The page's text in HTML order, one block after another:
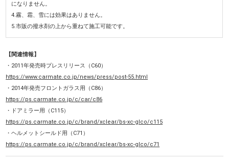
になりません。
4.霧、霜、雪には効果はありません。
5.市販の撥水剤の上から重ねて施工可能です。
【関連情報】
・2011年発売時プレスリリース（C60）
https://www.carmate.co.jp/news/press/post-55.html
・2014年発売フロントガラス用（C86）
https://ps.carmate.co.jp/c/car/c86
・ドアミラー用（C115）
https://ps.carmate.co.jp/c/brand/xclear/bs-xc-glco/c115
・ヘルメットシールド用（C71）
https://ps.carmate.co.jp/c/brand/xclear/bs-xc-glco/c71